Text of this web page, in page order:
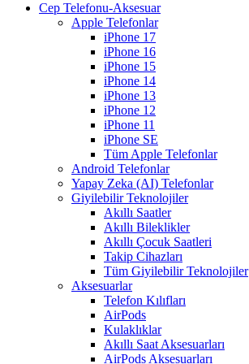
Cep Telefonu-Aksesuar
Apple Telefonlar
iPhone 17
iPhone 16
iPhone 15
iPhone 14
iPhone 13
iPhone 12
iPhone 11
iPhone SE
Tüm Apple Telefonlar
Android Telefonlar
Yapay Zeka (AI) Telefonlar
Giyilebilir Teknolojiler
Akıllı Saatler
Akıllı Bileklikler
Akıllı Çocuk Saatleri
Takip Cihazları
Tüm Giyilebilir Teknolojiler
Aksesuarlar
Telefon Kılıfları
AirPods
Kulaklıklar
Akıllı Saat Aksesuarları
AirPods Aksesuarları